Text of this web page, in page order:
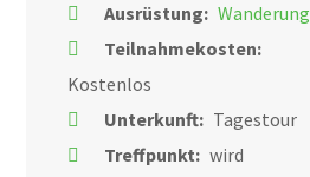
Ausrüstung: Wanderung
Teilnahmekosten:
Kostenlos
Unterkunft: Tagestour
Treffpunkt: wird